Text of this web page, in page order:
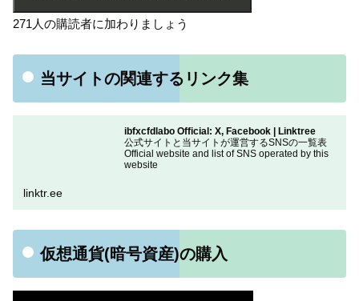
271人の購読者に加わりましょう
当サイトの関連するリンク集
ibfxcfdlabo Official: X, Facebook | Linktree
公式サイトと当サイトが運営するSNSの一覧表
Official website and list of SNS operated by this
website
linktr.ee
仮想通貨(暗号資産)の購入